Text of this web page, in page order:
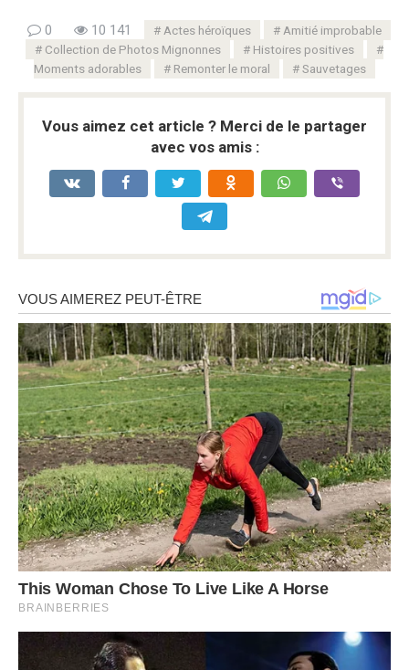
0 10 141 Actes héroïques
Amitié improbable
Collection de Photos Mignonnes
Histoires positives
Moments adorables
Remonter le moral Sauvetages
Vous aimez cet article ? Merci de le partager
avec vos amis :